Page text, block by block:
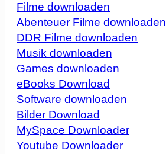
Filme downloaden
Abenteuer Filme downloaden
DDR Filme downloaden
Musik downloaden
Games downloaden
eBooks Download
Software downloaden
Bilder Download
MySpace Downloader
Youtube Downloader